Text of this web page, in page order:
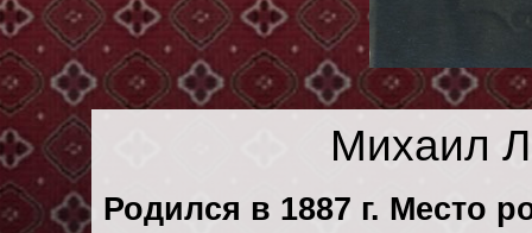
Михаил
Родился в 1887 г. Место